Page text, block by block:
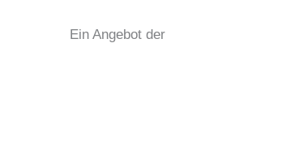
Ein Angebot der